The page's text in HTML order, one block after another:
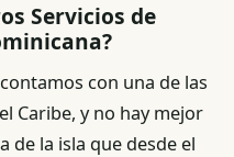
Servicios de
con una de las
Caribe, y no hay mejor
de la isla que desde el